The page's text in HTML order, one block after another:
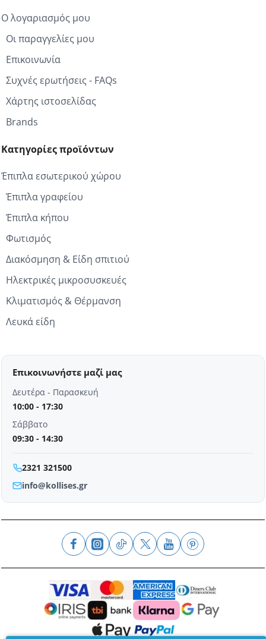
Ο λογαριασμός μου
Οι παραγγελίες μου
Επικοινωνία
Συχνές ερωτήσεις - FAQs
Χάρτης ιστοσελίδας
Brands
Κατηγορίες προϊόντων
Έπιπλα εσωτερικού χώρου
Έπιπλα γραφείου
Έπιπλα κήπου
Φωτισμός
Διακόσμηση & Είδη σπιτιού
Ηλεκτρικές μικροσυσκευές
Κλιματισμός & Θέρμανση
Λευκά είδη
Επικοινωνήστε μαζί μας
Δευτέρα - Παρασκευή
10:00 - 17:30
Σάββατο
09:30 - 14:30
2321 321500
info@kollises.gr